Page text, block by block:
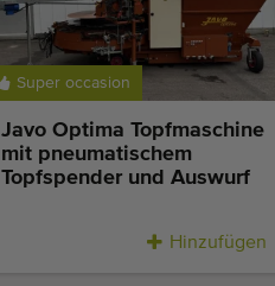
Super occasion
Javo Optima Topfmaschine
mit pneumatischem
Topfspender und Auswurf
Hinzufügen